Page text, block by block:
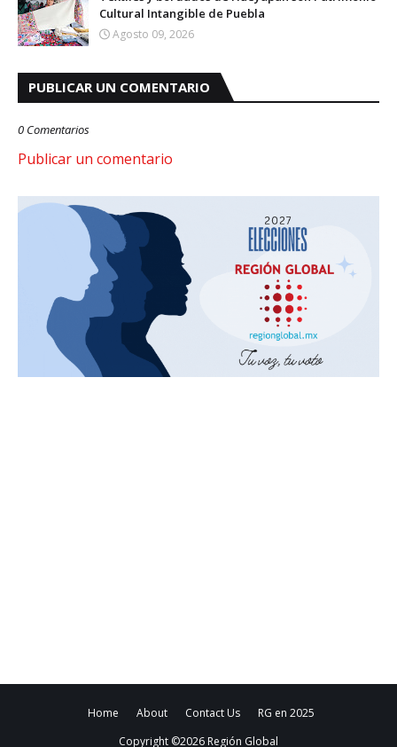
Cultural Intangible de Puebla
Agosto 09, 2026
PUBLICAR UN COMENTARIO
0 Comentarios
Publicar un comentario
Home About Contact Us
RG en 2025
Copyright ©2026 Región Global